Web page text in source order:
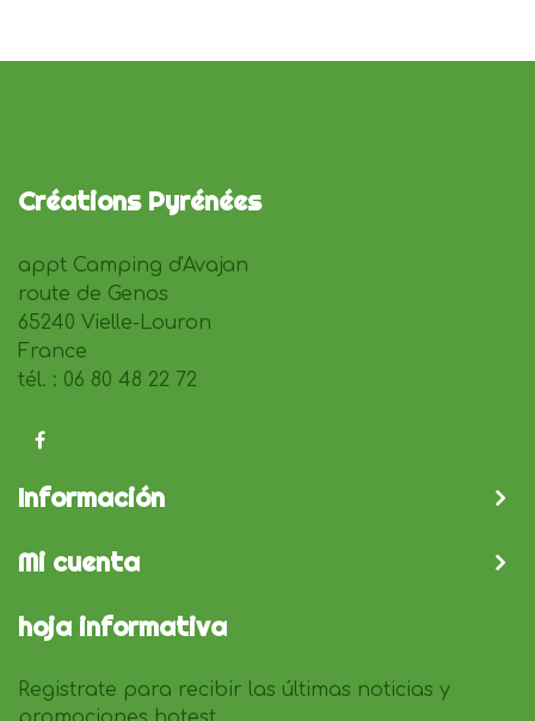
Créations Pyrénées
appt Camping d'Avajan
route de Genos
65240 Vielle-Louron
France
tél. : 06 80 48 22 72
Información
Mi cuenta
hoja informativa
Registrate para recibir las últimas noticias y